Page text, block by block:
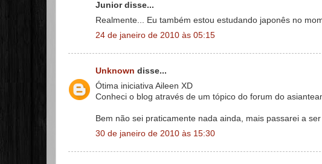
Junior disse...
Realmente... Eu também estou estudando japonês no
24 de janeiro de 2010 às 05:15
Unknown disse...
Ótima iniciativa Aileen XD
Conheci o blog através de um tópico do forum do
Bem não sei praticamente nada ainda, mais passarei a
30 de janeiro de 2010 às 15:30